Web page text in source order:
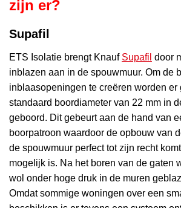
zijn er?
Supafil
ETS Isolatie brengt Knauf Supafil door
inblazen aan in de spouwmuur. Om de
inblaasopeningen te creëren worden er
standaard boordiameter van 22 mm in
geboord. Dit gebeurt aan de hand van
boorpatroon waardoor de opbouw van
de spouwmuur perfect tot zijn recht
mogelijk is. Na het boren van de gaten
wol onder hoge druk in de muren
Omdat sommige woningen over een